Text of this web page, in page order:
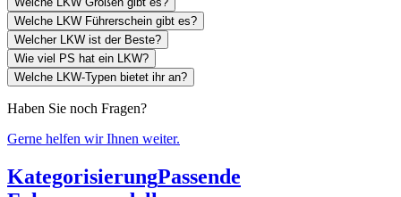
Welche LKW Führerschein gibt es?
Welcher LKW ist der Beste?
Wie viel PS hat ein LKW?
Welche LKW-Typen bietet ihr an?
Haben Sie noch Fragen?
Gerne helfen wir Ihnen weiter.
KategorisierungPassende